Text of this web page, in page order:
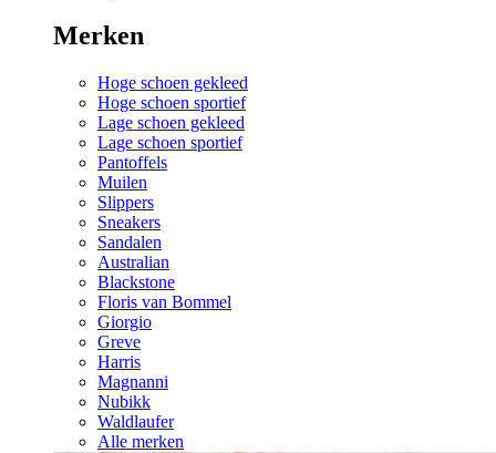
Merken
Hoge schoen gekleed
Hoge schoen sportief
Lage schoen gekleed
Lage schoen sportief
Pantoffels
Muilen
Slippers
Sneakers
Sandalen
Australian
Blackstone
Floris van Bommel
Giorgio
Greve
Harris
Magnanni
Nubikk
Waldlaufer
Alle merken